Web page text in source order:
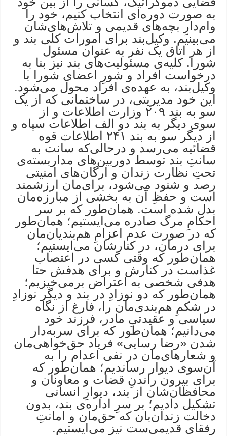
به صورت دوره‌ای انتخاب کنیم، خود را
وام‌دارِ بچه‌های قدیمی و تلاش‌های‌شان
می‌بینیم. وکیل‌بند برای امورات کلی بند و
از هر اتاق یک نفر به عنوان مسئول
شورا. کلیه‌ی مسئولیت‌های بند نیز بنا به
درخواست افراد و شورِ اعضای شورا با
وکیل‌بند، به عهده‌ی افراد محول می‌شود.
این خود مدیریتی، در ساختمانی که از یک
سو به بند ۲۰۹ وزارت اطلاعات و از
سوی دیگر به بند دو الف اطلاعات سپاه و
از دیگر سو به بند ۲۴۱ اطلاعات قوه
قضائیه می‌رسد و درحالی‌که سانت به
سانتِ بند توسط دوربین‌های مداربسته‌ی
تحتِ نظارت زندان و ارگان‌های امنیتی
رصد و شنود می‌شود، برای‌مان ارزشمند
است و حفظِ آن به بخشی از مبارزه‌مان
بدل شده است. همان‌طور که بر سر
احکامِ مرگ صادره می‌ایستیم؛ همان‌طور
که در صورت عدم اعزامِ هم‌بندیان‌مان
برای درمان، در کنارشان می‌ایستیم؛
همان‌طور که وقتی کسی در اعتصاب
غذاست در کنارش و برای هدفش حتا
هدفی شخصی به اعتراض برمی‌خیزیم؛
همان‌طور که دو نوزادِ در بند و دیگر نوزادِ
در شکمِ هم‌بندی‌مان را، فارغ از نگاه
سیاسی و عقیدتیِ مادر، فرزند خود
می‌دانیم؛ همان‌طور که برای سربه‌دار
شدن «رضا رسایی» فریاد حق‌خواهی‌مان
و شعارهای‌مان در نفی اعدام را به
آن‌سوی دیوار رساندیم؛ همان‌طور که
برای بیرون راندنِ قضات و معاونان و
محافظان‌شان از بند، دیوارِ انسانی
تشکیل دادیم؛ بر سرِ اداره‌ی بند، بدون
دخالت زندان‌بان که حق‌مان و امانتِ
رفقای قدیمی‌ست نیز می‌ایستیم.